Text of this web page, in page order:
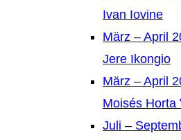
Ivan Iovine
März – April
Jere Ikongio
März – April
Moisés Horta
Juli –